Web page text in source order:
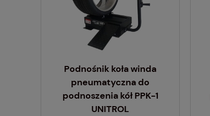
Podnośnik koła winda
pneumatyczna do
podnoszenia kół PPK-1
UNITROL